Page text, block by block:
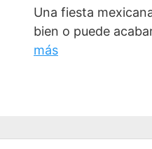
Una fiesta
bien o puede
más